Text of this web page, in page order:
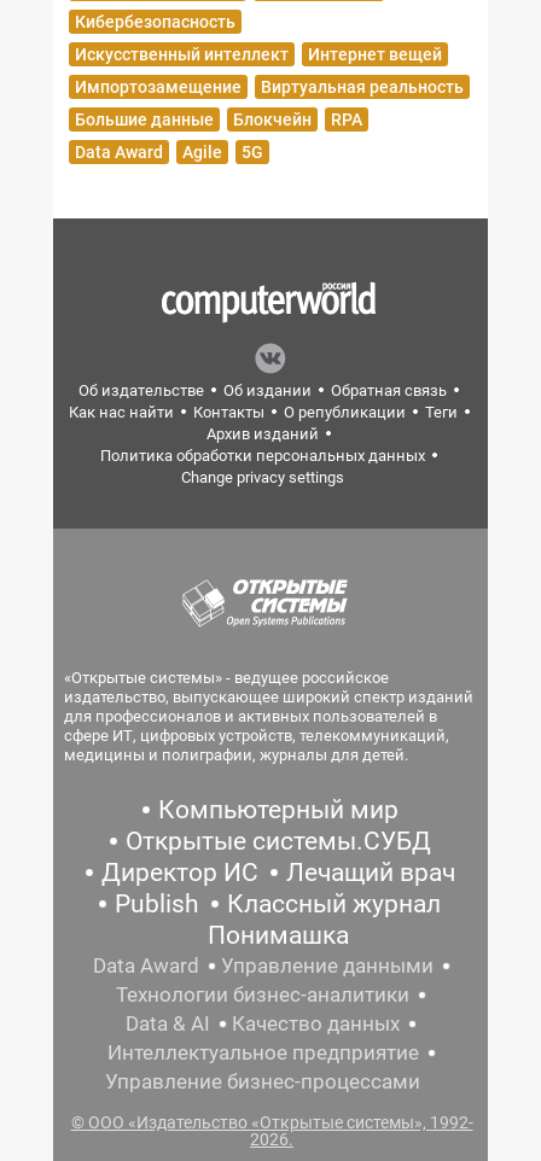
Кибербезопасность
Искусственный интеллект
Интернет вещей
Импортозамещение
Виртуальная реальность
Большие данные
Блокчейн
RPA
Data Award
Agile 5G
Об издательстве Об издании
Обратная связь
Как нас найти
Контакты О републикации
Теги
Архив изданий
Политика обработки персональных данных
Change privacy settings
«Открытые системы» - ведущее российское
издательство, выпускающее широкий спектр изданий
для профессионалов и активных пользователей в
сфере ИТ, цифровых устройств, телекоммуникаций,
медицины и полиграфии, журналы для детей.
Компьютерный мир
Открытые системы.СУБД
Директор ИС
Лечащий врач
Publish
Классный журнал
Понимашка
Data Award
Управление данными
Технологии бизнес-аналитики
Data & AI
Качество данных
Интеллектуальное предприятие
Управление бизнес-процессами
© ООО «Издательство «Открытые системы», 1992-
2026.